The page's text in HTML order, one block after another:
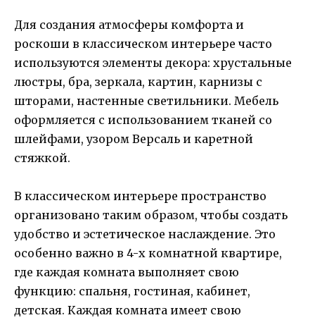
Для создания атмосферы комфорта и
роскоши в классическом интерьере часто
используются элементы декора: хрустальные
люстры, бра, зеркала, картин, карнизы с
шторами, настенные светильники. Мебель
оформляется с использованием тканей со
шлейфами, узором Версаль и каретной
стяжкой.
В классическом интерьере пространство
организовано таким образом, чтобы создать
удобство и эстетическое наслаждение. Это
особенно важно в 4-х комнатной квартире,
где каждая комната выполняет свою
функцию: спальня, гостиная, кабинет,
детская. Каждая комната имеет свою